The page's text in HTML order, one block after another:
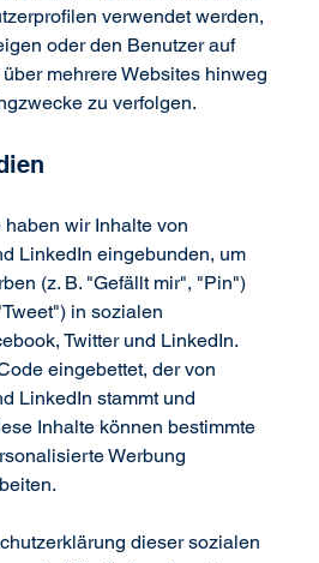
verwendet werden,
oder den Benutzer auf
mehrere Websites hinweg
zu verfolgen.
wir Inhalte von
LinkedIn eingebunden, um
(z. B. "Gefällt mir", "Pin")
in sozialen
Twitter und LinkedIn.
eingebettet, der von
LinkedIn stammt und
Inhalte können bestimmte
Werbung
dieser sozialen